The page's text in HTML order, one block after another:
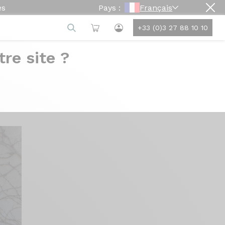
Pays : Français
+33 (0)3 27 88 10 10
site ?